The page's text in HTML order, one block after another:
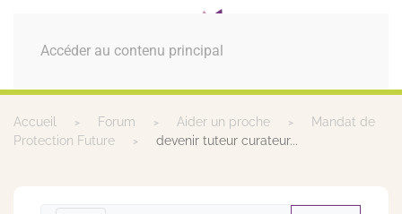
Accéder au contenu principal
MENU
Accueil Forum Aider un proche
Mandat de
Protection Future
devenir tuteur curateur...